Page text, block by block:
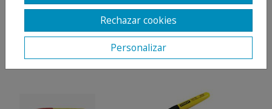
PRODUCTOSRELACIONADOS
Rechazar cookies
Personalizar